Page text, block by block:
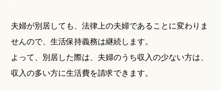
夫婦が別居しても、法律上の夫婦であることに変わりま
せんので、生活保持義務は継続します。
よって、別居した際は、夫婦のうち収入の少ない方は、
収入の多い方に生活費を請求できます。